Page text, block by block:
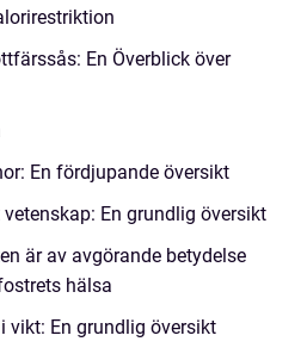
En Överblick över
En fördjupande översikt
En grundlig översikt
är av avgörande betydelse
hälsa
vikt: En grundlig översikt